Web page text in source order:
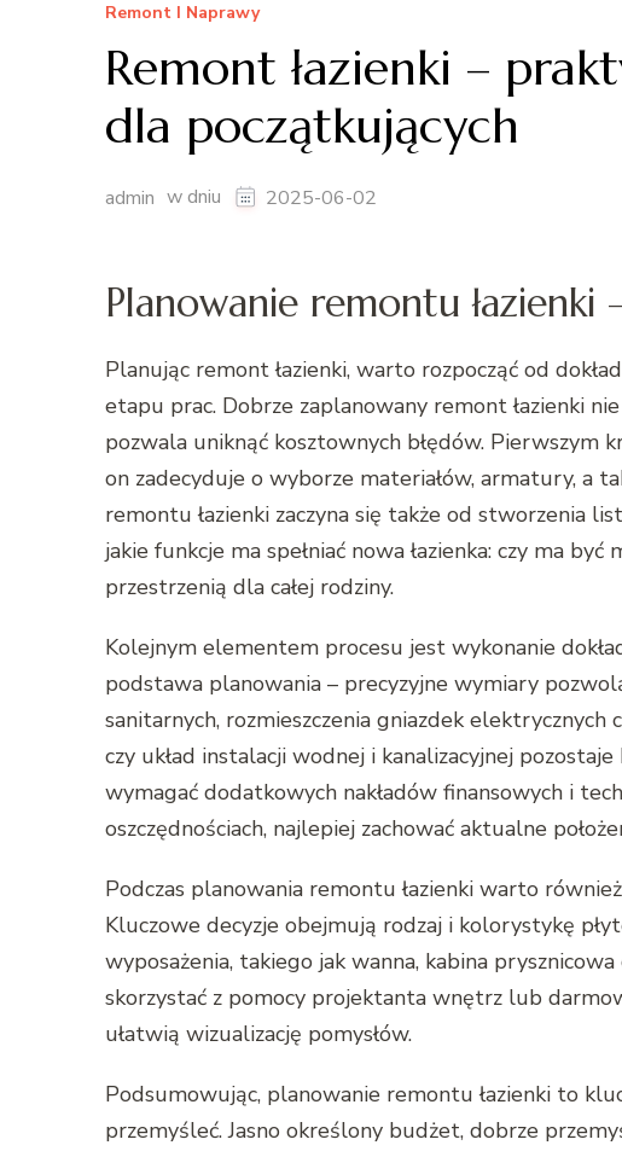
Remont I Naprawy
Remont łazienki –
dla początkujących
admin w dniu 2025-06-02
Planowanie remontu łazienki
Planując remont łazienki, warto rozpocząć od
etapu prac. Dobrze zaplanowany remont łazienki
pozwala uniknąć kosztownych błędów.
on zadecyduje o wyborze materiałów, armatury, a
remontu łazienki zaczyna się także od stworzenia
jakie funkcje ma spełniać nowa łazienka: czy ma
przestrzenią dla całej rodziny.
Kolejnym elementem procesu jest wykonanie
podstawa planowania – precyzyjne wymiary
sanitarnych, rozmieszczenia gniazdek elektrycznych
czy układ instalacji wodnej i kanalizacyjnej
wymagać dodatkowych nakładów finansowych i
oszczędnościach, najlepiej zachować aktualne
Podczas planowania remontu łazienki warto
Kluczowe decyzje obejmują rodzaj i kolorystykę
wyposażenia, takiego jak wanna, kabina
skorzystać z pomocy projektanta wnętrz lub
ułatwią wizualizację pomysłów.
Podsumowując, planowanie remontu łazienki to
przemyśleć. Jasno określony budżet, dobrze